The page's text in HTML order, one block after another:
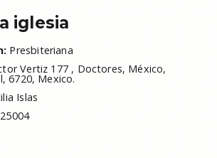
iglesia
Presbiteriana
Vertiz 177 , Doctores, México,
6720, Mexico.
Islas